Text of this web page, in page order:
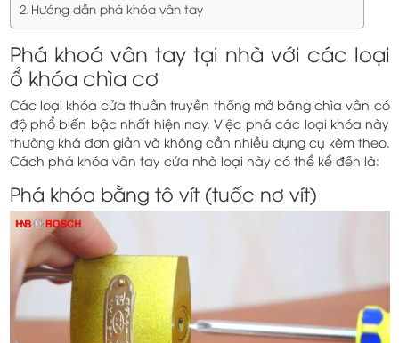
Hướng dẫn phá khóa vân tay
Phá khoá vân tay tại nhà với các loại
ổ khóa chìa cơ
Các loại khóa cửa thuần truyền thống mở bằng chìa vẫn có
độ phổ biến bậc nhất hiện nay. Việc phá các loại khóa này
thường khá đơn giản và không cần nhiều dụng cụ kèm theo.
Cách phá khóa vân tay cửa nhà loại này có thể kể đến là:
Phá khóa bằng tô vít (tuốc nơ vít)